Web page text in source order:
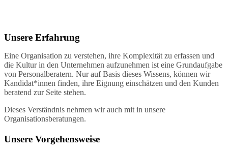
Unsere Erfahrung
Eine Organisation zu verstehen, ihre Komplexität zu erfassen und
die Kultur in den Unternehmen aufzunehmen ist eine Grundaufgabe
von Personalberatern. Nur auf Basis dieses Wissens, können wir
Kandidat*innen finden, ihre Eignung einschätzen und den Kunden
beratend zur Seite stehen.
Dieses Verständnis nehmen wir auch mit in unsere
Organisationsberatungen.
Unsere Vorgehensweise